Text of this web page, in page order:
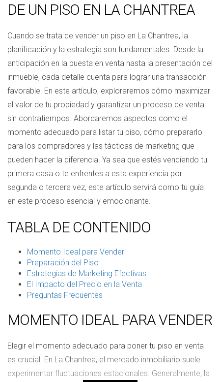
DE UN PISO EN LA CHANTREA
Cuando se trata de vender un piso en La Chantrea, la
planificación y la estrategia son fundamentales. Desde la
anticipación en la puesta en venta hasta la presentación del
inmueble, cada detalle cuenta para lograr una transacción
favorable. En este artículo, exploraremos cómo maximizar
el valor de tu propiedad y garantizar un proceso de venta
sin contratiempos. Abordaremos aspectos como el
momento adecuado para listar tu piso, cómo prepararlo
para los compradores y las tácticas de marketing que
pueden hacer la diferencia. Ya sea que estés vendiendo tu
primera casa o te enfrentes a esta experiencia por
segunda o tercera vez, este artículo servirá como tu guía
en este proceso esencial y emocionante.
TABLA DE CONTENIDO
Momento Ideal para Vender
Preparación del Piso
Estrategias de Marketing Efectivas
El Impacto del Precio en la Venta
Preguntas Frecuentes
MOMENTO IDEAL PARA VENDER
Elegir el momento adecuado para poner tu piso en venta
es crucial. En La Chantrea, el mercado inmobiliario suele
experimentar fluctuaciones estacionales. Generalmente, la